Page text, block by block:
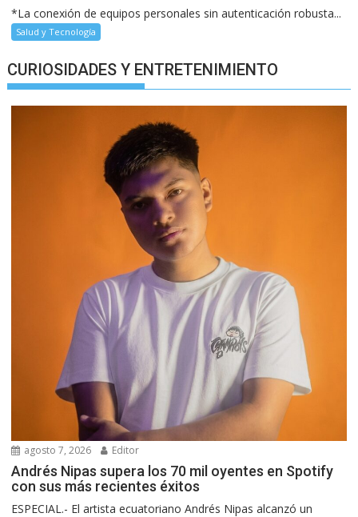
*La conexión de equipos personales sin autenticación robusta...
Salud y Tecnología
CURIOSIDADES Y ENTRETENIMIENTO
agosto 7, 2026 Editor
Andrés Nipas supera los 70 mil oyentes en Spotify
con sus más recientes éxitos
ESPECIAL.- El artista ecuatoriano Andrés Nipas alcanzó un